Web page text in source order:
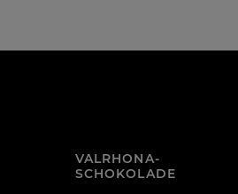
VALRHONA-
SCHOKOLADE